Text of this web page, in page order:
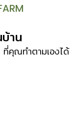
าน
ที่คุณทำตามเองได้